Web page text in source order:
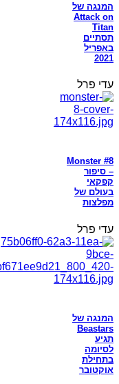
המנגה של
Attack on
Titan
תסתיים
באפריל
2021
עדי פרל
Monster #8
– סיפור
קפקאי
בעולם של
מפלצות
עדי פרל
המנגה של
Beastars
תגיע
לסיומה
בתחילת
אוקטובר